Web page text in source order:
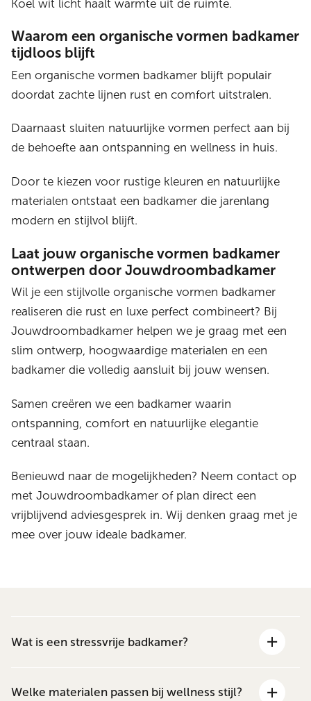
Koel wit licht haalt warmte uit de ruimte.
Waarom een organische vormen badkamer
tijdloos blijft
Een organische vormen badkamer blijft populair
doordat zachte lijnen rust en comfort uitstralen.
Daarnaast sluiten natuurlijke vormen perfect aan bij
de behoefte aan ontspanning en wellness in huis.
Door te kiezen voor rustige kleuren en natuurlijke
materialen ontstaat een badkamer die jarenlang
modern en stijlvol blijft.
Laat jouw organische vormen badkamer
ontwerpen door Jouwdroombadkamer
Wil je een stijlvolle organische vormen badkamer
realiseren die rust en luxe perfect combineert? Bij
Jouwdroombadkamer helpen we je graag met een
slim ontwerp, hoogwaardige materialen en een
badkamer die volledig aansluit bij jouw wensen.
Samen creëren we een badkamer waarin
ontspanning, comfort en natuurlijke elegantie
centraal staan.
Benieuwd naar de mogelijkheden? Neem contact op
met Jouwdroombadkamer of plan direct een
vrijblijvend adviesgesprek in. Wij denken graag met je
mee over jouw ideale badkamer.
Wat is een stressvrije badkamer?
Welke materialen passen bij wellness stijl?